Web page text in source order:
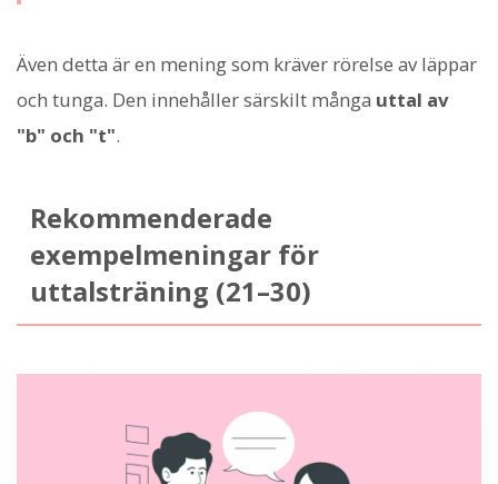
Även detta är en mening som kräver rörelse av läppar
och tunga. Den innehåller särskilt många uttal av
"b" och "t".
Rekommenderade
exempelmeningar för
uttalsträning (21–30)